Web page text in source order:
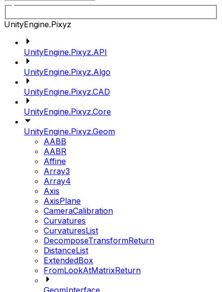
UnityEngine.Pixyz
UnityEngine.Pixyz.API
UnityEngine.Pixyz.Algo
UnityEngine.Pixyz.CAD
UnityEngine.Pixyz.Core
UnityEngine.Pixyz.Geom
AABB
AABR
Affine
Array3
Array4
Axis
AxisPlane
CameraCalibration
Curvatures
CurvaturesList
DecomposeTransformReturn
DistanceList
ExtendedBox
FromLookAtMatrixReturn
GeomInterface